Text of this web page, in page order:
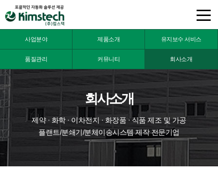
영
사업분야 제품소개 유지보수 서비스
품질관리 커뮤니티 회사소개
회사소개
제약 · 화학 · 이차전지 · 화장품 · 식품 제조 및 가공
플랜트/분쇄기/분체이송시스템 제작 전문기업